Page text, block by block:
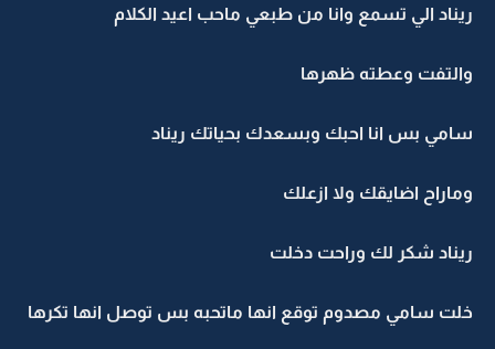
ريناد الي تسمع وانا من طبعي ماحب اعيد الكلام
والتفت وعطته ظهرها
سامي بس انا احبك وبسعدك بحياتك ريناد
وماراح اضايقك ولا ازعلك
ريناد شكر لك وراحت دخلت
خلت سامي مصدوم توقع انها ماتحبه بس توصل انها تكرها